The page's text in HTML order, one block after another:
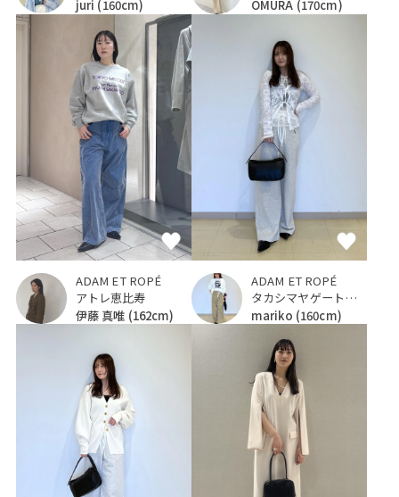
juri (160cm)
OMURA (170cm)
ADAM ET ROPÉ
アトレ恵比寿
伊藤 真唯 (162cm)
ADAM ET ROPÉ
タカシマヤゲートタワーモール
mariko (160cm)